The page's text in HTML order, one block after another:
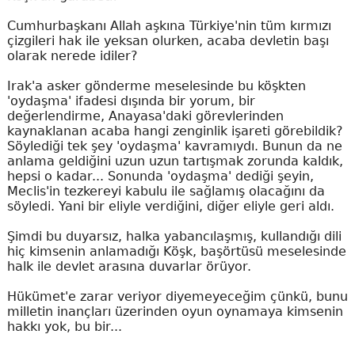
Cumhurbaşkanı Allah aşkına Türkiye'nin tüm kırmızı
çizgileri hak ile yeksan olurken, acaba devletin başı
olarak nerede idiler?
Irak'a asker gönderme meselesinde bu köşkten
'oydaşma' ifadesi dışında bir yorum, bir
değerlendirme, Anayasa'daki görevlerinden
kaynaklanan acaba hangi zenginlik işareti görebildik?
Söylediği tek şey 'oydaşma' kavramıydı. Bunun da ne
anlama geldiğini uzun uzun tartışmak zorunda kaldık,
hepsi o kadar... Sonunda 'oydaşma' dediği şeyin,
Meclis'in tezkereyi kabulu ile sağlamış olacağını da
söyledi. Yani bir eliyle verdiğini, diğer eliyle geri aldı.
Şimdi bu duyarsız, halka yabancılaşmış, kullandığı dili
hiç kimsenin anlamadığı Köşk, başörtüsü meselesinde
halk ile devlet arasına duvarlar örüyor.
Hükümet'e zarar veriyor diyemeyeceğim çünkü, bunu
milletin inançları üzerinden oyun oynamaya kimsenin
hakkı yok, bu bir...